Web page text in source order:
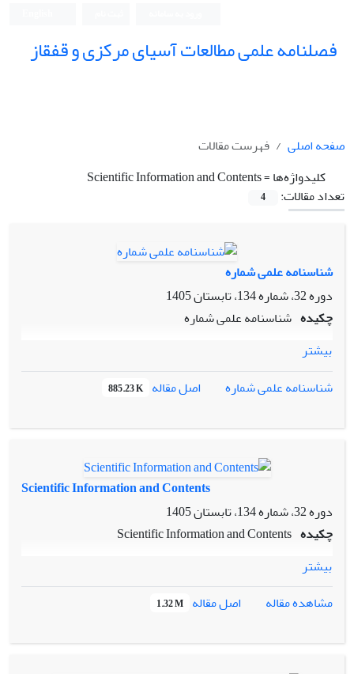
فصلنامه علمی مطالعات آسیای مرکزی و قفقاز
صفحه اصلی
فهرست مقالات
کلیدواژه‌ها =Scientific Information and Contents
تعداد مقالات:
4
شناسنامه علمی شماره
دوره 32، شماره 134، تابستان 1405
چکیده شناسنامه علمی شماره
بیشتر
شناسنامه علمی شماره
اصل مقاله 885.23 K
Scientific Information and Contents
دوره 32، شماره 134، تابستان 1405
چکیده Scientific Information and Contents
بیشتر
مشاهده مقاله
اصل مقاله 1.32 M